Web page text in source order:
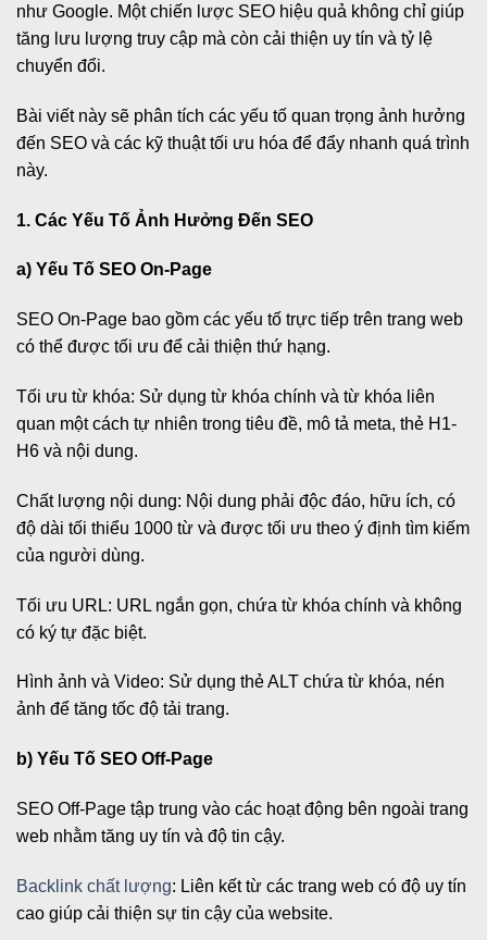
như Google. Một chiến lược SEO hiệu quả không chỉ giúp
tăng lưu lượng truy cập mà còn cải thiện uy tín và tỷ lệ
chuyển đổi.
Bài viết này sẽ phân tích các yếu tố quan trọng ảnh hưởng
đến SEO và các kỹ thuật tối ưu hóa để đẩy nhanh quá trình
này.
1. Các Yếu Tố Ảnh Hưởng Đến SEO
a) Yếu Tố SEO On-Page
SEO On-Page bao gồm các yếu tố trực tiếp trên trang web
có thể được tối ưu để cải thiện thứ hạng.
Tối ưu từ khóa: Sử dụng từ khóa chính và từ khóa liên
quan một cách tự nhiên trong tiêu đề, mô tả meta, thẻ H1-
H6 và nội dung.
Chất lượng nội dung: Nội dung phải độc đáo, hữu ích, có
độ dài tối thiểu 1000 từ và được tối ưu theo ý định tìm kiếm
của người dùng.
Tối ưu URL: URL ngắn gọn, chứa từ khóa chính và không
có ký tự đặc biệt.
Hình ảnh và Video: Sử dụng thẻ ALT chứa từ khóa, nén
ảnh để tăng tốc độ tải trang.
b) Yếu Tố SEO Off-Page
SEO Off-Page tập trung vào các hoạt động bên ngoài trang
web nhằm tăng uy tín và độ tin cậy.
Backlink chất lượng: Liên kết từ các trang web có độ uy tín
cao giúp cải thiện sự tin cậy của website.